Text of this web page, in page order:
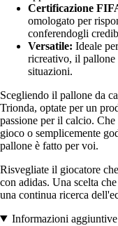
Certificazione
omologato per
conferendogli
Versatile: Ideale
ricreativo, il pallone
situazioni.
Scegliendo il pallone da
Trionda, optate per un
passione per il calcio.
gioco o semplicemente
pallone è fatto per voi.
Risvegliate il giocatore
con adidas. Una scelta
una continua ricerca
Informazioni aggiuntive